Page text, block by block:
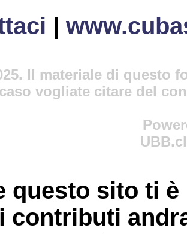
|
Il materiale di questo
caso vogliate citare del
questo sito ti
contributi